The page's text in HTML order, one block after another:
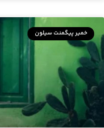
خمیر پیگمنت سیلون